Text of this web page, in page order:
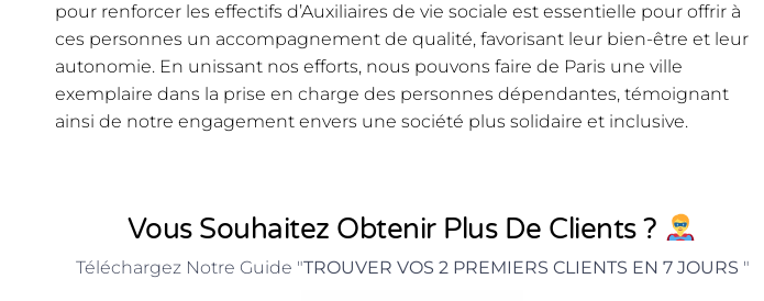
pour renforcer les effectifs d’Auxiliaires de vie sociale est essentielle pour offrir à
ces personnes un accompagnement de qualité, favorisant leur bien-être et leur
autonomie. En unissant nos efforts, nous pouvons faire de Paris une ville
exemplaire dans la prise en charge des personnes dépendantes, témoignant
ainsi de notre engagement envers une société plus solidaire et inclusive.
Vous Souhaitez Obtenir Plus De Clients ?
Téléchargez Notre Guide "TROUVER VOS 2 PREMIERS CLIENTS EN 7 JOURS "